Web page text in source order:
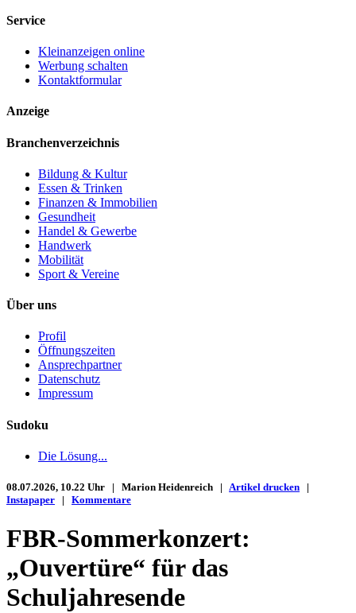
Service
Kleinanzeigen online
Werbung schalten
Kontaktformular
Anzeige
Branchenverzeichnis
Bildung & Kultur
Essen & Trinken
Finanzen & Immobilien
Gesundheit
Handel & Gewerbe
Handwerk
Mobilität
Sport & Vereine
Über uns
Profil
Öffnungszeiten
Ansprechpartner
Datenschutz
Impressum
Sudoku
Die Lösung...
08.07.2026, 10.22 Uhr | Marion Heidenreich | Artikel drucken |
Instapaper | Kommentare
FBR-Sommerkonzert:
„Ouvertüre“ für das
Schuljahresende